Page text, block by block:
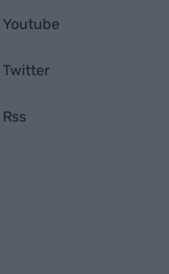
Youtube
Twitter
Rss